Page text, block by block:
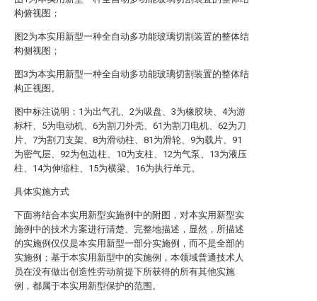
构俯视图；
图2为本实用新型一种全自动多功能玻璃切割装置的整体结
构侧视图；
图3为本实用新型一种全自动多功能玻璃切割装置的整体结
构正视图。
图中标注说明：1为出气孔、2为吸盘、3为橡胶块、4为游
标杆、5为电动机、6为割刀外壳、61为割刀电机、62为刀
片、7为割刀支架、8为滑动柱、81为滑轮、9为载片、91
为密气层、92为包边柱、10为支柱、12为气泵、13为液压
柱、14为伸缩柱、15为横梁、16为执行单元。
具体实施方式
下面将结合本实用新型实施例中的附图，对本实用新型实
施例中的技术方案进行清楚、完整地描述，显然，所描述
的实施例仅仅是本实用新型一部分实施例，而不是全部的
实施例；基于本实用新型中的实施例，本领域普通技术人
员在没有做出创造性劳动前提下所获得的所有其他实施
例，都属于本实用新型保护的范围。